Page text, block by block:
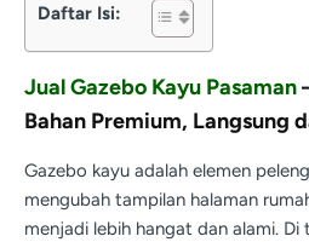
Daftar Isi:
Jual Gazebo Kayu Pasaman
Bahan Premium, Langsung
Gazebo kayu adalah elemen
mengubah tampilan halaman
menjadi lebih hangat dan alami.